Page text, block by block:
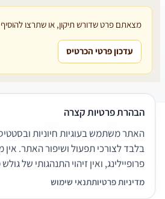
מצאתם פרט שדורש תיקון, או שתרצו להוסיף
עדכון פרטי הכרטיס
שירותים משפטיים
דרושים צור קשר
תנאי שימוש
© 2026 הפירמה. כל הזכויות שמורות.
הבהרת פרטיות קצרה
האתר משתמש בעוגיות חיוניות
בלבד לצורכי תפעול ושיפור האתר. אין
פרופיילינג, ואין זיהוי התנהגותי של
מדיניות פרטיותתנאי שימוש